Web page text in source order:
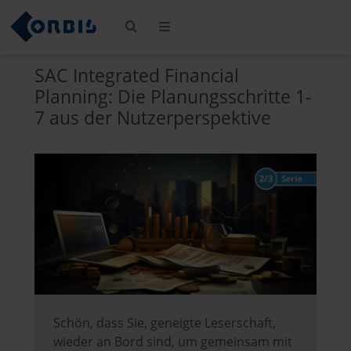
SAC Integrated Financial
Planning: Die Planungsschritte 1-
7 aus der Nutzerperspektive
Schön, dass Sie, geneigte Leserschaft,
wieder an Bord sind, um gemeinsam mit